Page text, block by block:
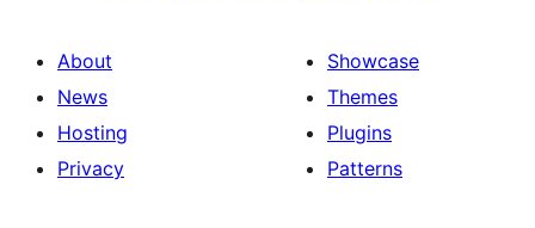
About
News
Hosting
Privacy
Showcase
Themes
Plugins
Patterns